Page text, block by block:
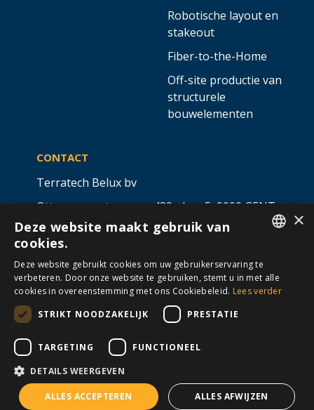
Robotische layout en
stakeout
Fiber-to-the-Home
Off-site productie van
structurele
bouwelementen
CONTACT
Terratech Belux bv
Ottergemsesteenweg 439 - bus 5,9000 GENT
info@allterra-belux.com+32 9 430 25 30
BE1009.467.122
VOLG ONS OP ​ ​
Algemene voorwaarden Cookies
Disclaimer
Privacy© Allterra Made with 💙 by2mprove
FRENCH
×
Deze website maakt gebruik van
cookies.
Deze website gebruikt cookies om uw gebruikerservaring te
verbeteren. Door onze website te gebruiken, stemt u in met alle
cookies in overeenstemming met ons Cookiebeleid. Lees verder
STRIKT NOODZAKELIJK
PRESTATIE
TARGETING FUNCTIONEEL
DETAILS WEERGEVEN
ALLES ACCEPTEREN ALLES AFWIJZEN